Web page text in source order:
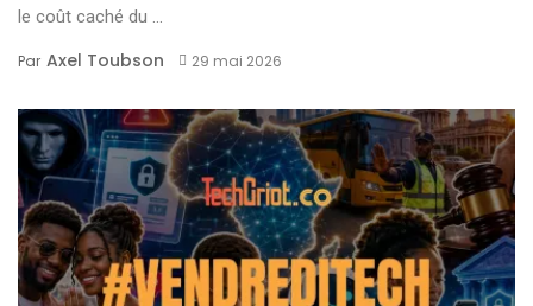
le coût caché du ...
Par Axel Toubson 29 mai 2026